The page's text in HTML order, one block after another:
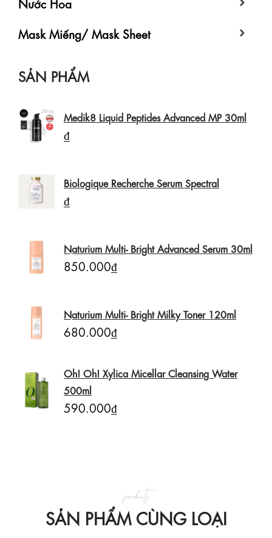
Mask Miếng/ Mask Sheet
SẢN PHẨM
Medik8 Liquid Peptides Advanced MP 30ml
₫
Biologique Recherche Serum Spectral
₫
Naturium Multi- Bright Advanced Serum 30ml
850.000₫
Naturium Multi- Bright Milky Toner 120ml
680.000₫
Oh! Oh! Xylica Micellar Cleansing Water
500ml
590.000₫
SẢN PHẨM CÙNG LOẠI
products